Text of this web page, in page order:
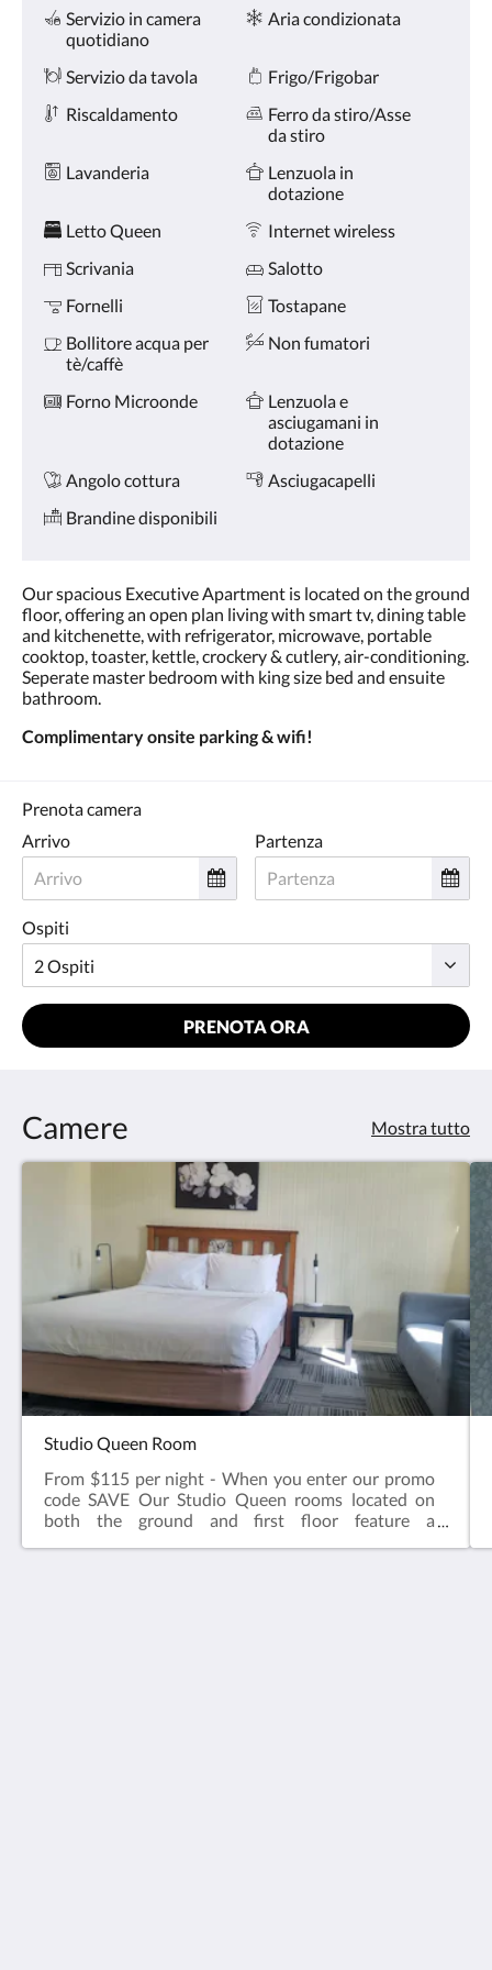
tasti
Avanti
Indietro.
Servizi
Servizio in camera
quotidiano
Aria condizionata
Servizio da tavola
Frigo/Frigobar
Riscaldamento
Ferro da stiro/Asse
da stiro
Lavanderia
Lenzuola in
dotazione
Letto Queen
Internet wireless
Scrivania
Salotto
Fornelli
Tostapane
Bollitore acqua per
tè/caffè
Non fumatori
Forno Microonde
Lenzuola e
asciugamani in
dotazione
Angolo cottura
Asciugacapelli
Brandine disponibili
Our spacious Executive Apartment is located on the ground
floor, offering an open plan living with smart tv, dining table
and kitchenette, with refrigerator, microwave, portable
cooktop, toaster, kettle, crockery & cutlery, air-conditioning.
Seperate master bedroom with king size bed and ensuite
bathroom.
Complimentary onsite parking & wifi!
Prenota camera
Arrivo
Partenza
Ospiti
PRENOTA ORA
Camere Mostra tutto
Studio Queen Room
From $115 per night - When you enter our promo
code SAVE Our Studio Queen rooms located on
both the ground and first floor feature a